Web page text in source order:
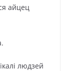
айцец
людзей